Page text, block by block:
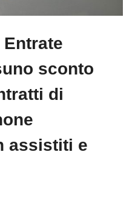
Entrate
sconto
di
assistiti e